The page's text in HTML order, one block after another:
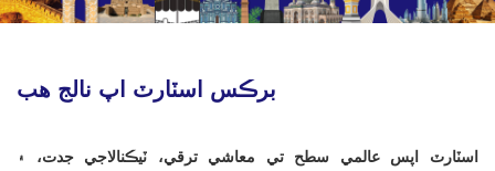
برڪس اسٽارٽ اپ نالج هب
اسٽارٽ اپس عالمي سطح تي معاشي ترقي، ٽيڪنالاجي جدت، ۽